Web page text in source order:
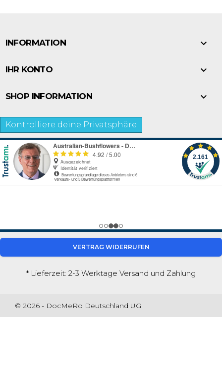
INFORMATION 
IHR KONTO 
SHOP INFORMATION 
Kontrolliere deine Privatsphäre
VERTRAG WIDERRUFEN
* Lieferzeit: 2-3 Werktage Versand und Zahlung
© 2026 - DocMeRo Deutschland UG